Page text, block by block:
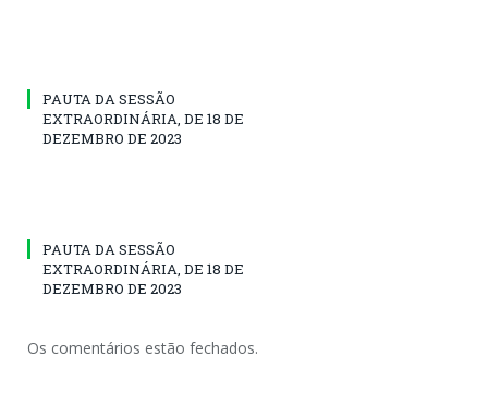
PAUTA DA SESSÃO
EXTRAORDINÁRIA, DE 18 DE
DEZEMBRO DE 2023
PAUTA DA SESSÃO
EXTRAORDINÁRIA, DE 18 DE
DEZEMBRO DE 2023
Os comentários estão fechados.